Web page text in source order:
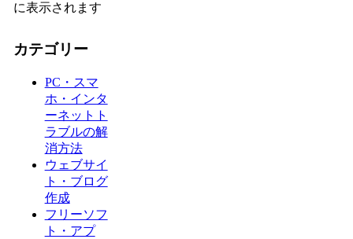
に表示されます
カテゴリー
PC・スマ
ホ・インタ
ーネットト
ラブルの解
消方法
ウェブサイ
ト・ブログ
作成
フリーソフ
ト・アプ